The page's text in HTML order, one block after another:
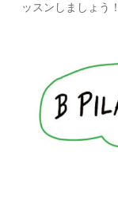
ッスンしましょう